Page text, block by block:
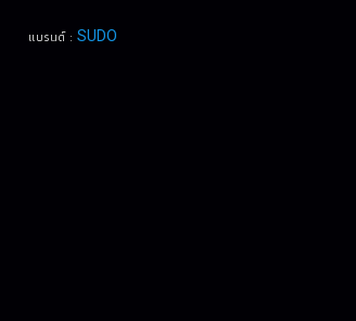
แบรนด์ : SUDO